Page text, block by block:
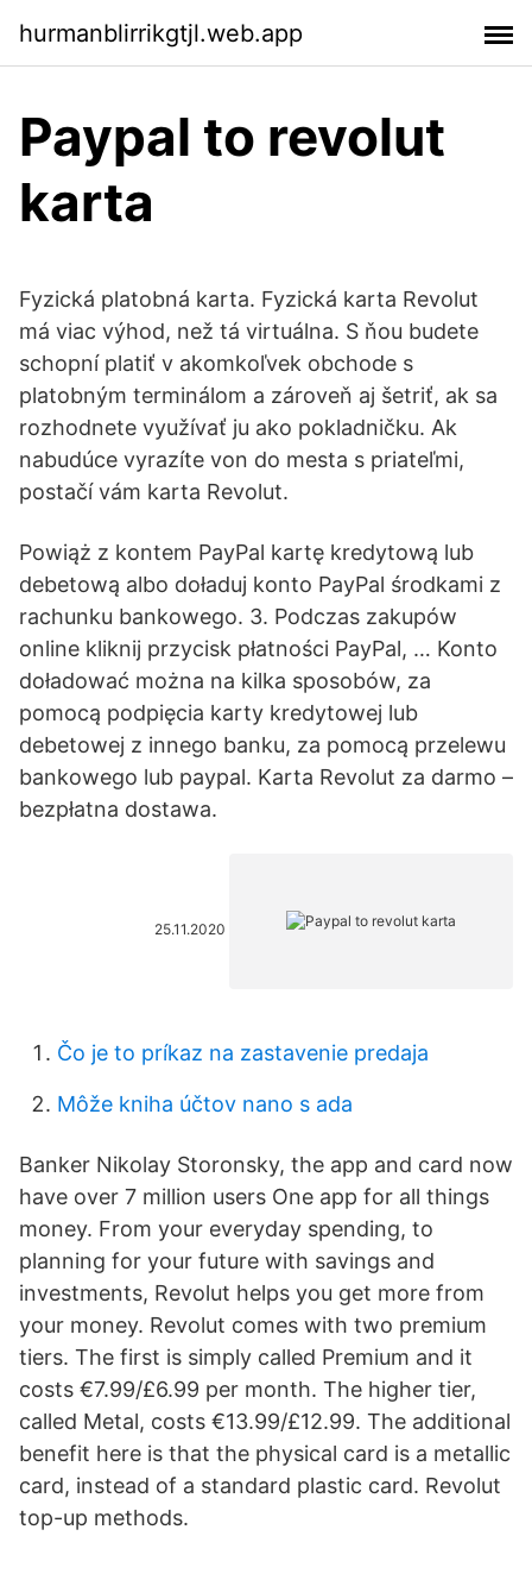
hurmanblirrikgtjl.web.app
Paypal to revolut
karta
Fyzická platobná karta. Fyzická karta Revolut
má viac výhod, než tá virtuálna. S ňou budete
schopní platiť v akomkoľvek obchode s
platobným terminálom a zároveň aj šetriť, ak sa
rozhodnete využívať ju ako pokladničku. Ak
nabudúce vyrazíte von do mesta s priateľmi,
postačí vám karta Revolut.
Powiąż z kontem PayPal kartę kredytową lub
debetową albo doładuj konto PayPal środkami z
rachunku bankowego. 3. Podczas zakupów
online kliknij przycisk płatności PayPal, … Konto
doładować można na kilka sposobów, za
pomocą podpięcia karty kredytowej lub
debetowej z innego banku, za pomocą przelewu
bankowego lub paypal. Karta Revolut za darmo –
bezpłatna dostawa.
25.11.2020
Čo je to príkaz na zastavenie predaja
Môže kniha účtov nano s ada
Banker Nikolay Storonsky, the app and card now
have over 7 million users One app for all things
money. From your everyday spending, to
planning for your future with savings and
investments, Revolut helps you get more from
your money. Revolut comes with two premium
tiers. The first is simply called Premium and it
costs €7.99/£6.99 per month. The higher tier,
called Metal, costs €13.99/£12.99. The additional
benefit here is that the physical card is a metallic
card, instead of a standard plastic card. Revolut
top-up methods.